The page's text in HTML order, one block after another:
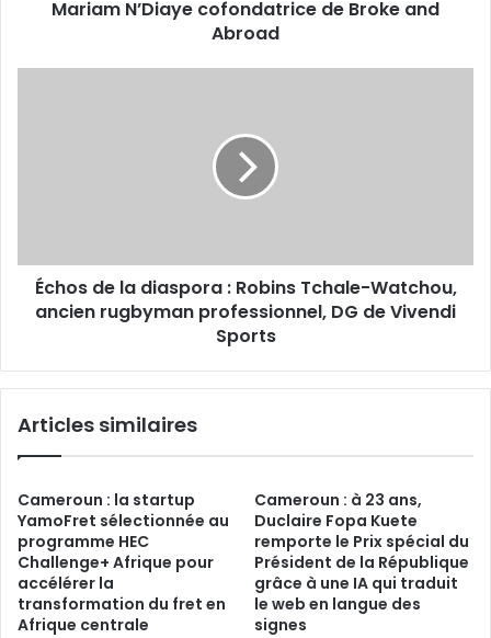
Mariam N’Diaye cofondatrice de Broke and
Abroad
rugbyman
professionnel,
DG
Sports
Échos de la diaspora : Robins Tchale-Watchou,
ancien rugbyman professionnel, DG de Vivendi
Sports
Articles similaires
Cameroun : la startup
YamoFret sélectionnée au
programme HEC
Challenge+ Afrique pour
accélérer la
transformation du fret en
Afrique centrale
Cameroun : à 23 ans,
Duclaire Fopa Kuete
remporte le Prix spécial du
Président de la République
grâce à une IA qui traduit
le web en langue des
signes